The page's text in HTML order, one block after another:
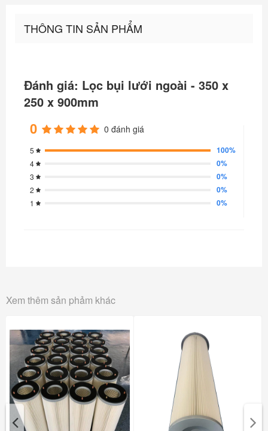
THÔNG TIN SẢN PHẨM
Đánh giá: Lọc bụi lưới ngoài - 350 x
250 x 900mm
0 0 đánh giá
5 100%
4 0%
3 0%
2 0%
1 0%
Xem thêm sản phảm khác